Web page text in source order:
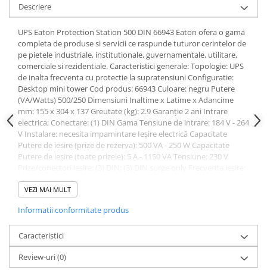
Acumulatori VRLA AGM/GEL /
Tractiune / LiFePo4
Baterii si acumulatori gel si VRLA
6-12 V
Baterii si acumulatori AGM VRLA
de 6-12 V
Acumulatori Moto, ATV
GEL
AGM
Li-Ion
SLA AGM (Sealed Lead Acid)
Tractiune
Marine & Caravan
APC
Pachete acumulatori VRLA
Sisteme de management (BMS)
Descriere
UPS Eaton Protection Station 500 DIN 66943 Eaton ofera o gama
completa de produse si servicii ce raspunde tuturor cerintelor de
pe pietele industriale, institutionale, guvernamentale, utilitare,
comerciale si rezidentiale. Caracteristici generale: Topologie: UPS
de inalta frecventa cu protectie la supratensiuni Configuratie:
Desktop mini tower Cod produs: 66943 Culoare: negru Putere
(VA/Watts) 500/250 Dimensiuni Inaltime x Latime x Adancime
mm: 155 x 304 x 137 Greutate (kg): 2.9 Garanţie 2 ani Intrare
electrica; Conectare: (1) DIN Gama Tensiune de intrare: 184 V - 264
V Instalare: necesita impamintare Ieşire electrică Capacitate
Putere de iesire (prize de rezerva): 500 VA - 250 W Capacitate
Putere de ieșire (toate prizele): 5 A - 1150 VA Tensiune: 230 V
50 / 60 Hz auto-selection Caracteristica a undei 8/20 Uoc = 6 kV;
Up = 1.5 kV; In = 2.5 kA; I max = 8 kA Baterie Capabila de pornire la
pozitia OFF Monitorizarea bateriei: testare automata a bateriei,
indicator de inlocuire a bateriei, protectie impotriva descarcarilor
profunde (4 ore limita) Modelul Bateriei: baterii plumb-acid
inlocuibile Timp de rezerva la utilizare tipica: 20 min Comunicaţii
Interfaţa utilizator: Functionare cu alimentare de la retea/baterie,
VEZI MAI MULT
Informatii conformitate produs
Caracteristici
Review-uri(0)